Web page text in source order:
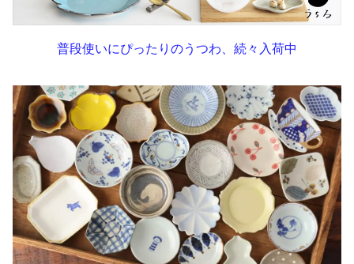
普段使いにぴったりのうつわ、続々入荷中